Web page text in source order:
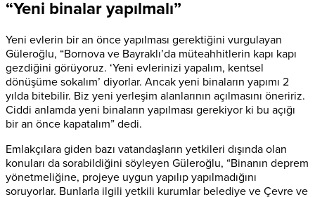
“Yeni binalar yapılmalı”
Yeni evlerin bir an önce yapılması gerektiğini vurgulayan
Güleroğlu, “Bornova ve Bayraklı’da müteahhitlerin kapı kapı
gezdiğini görüyoruz. ‘Yeni evlerinizi yapalım, kentsel
dönüşüme sokalım’ diyorlar. Ancak yeni binaların yapımı 2
yılda bitebilir. Biz yeni yerleşim alanlarının açılmasını öneririz.
Ciddi anlamda yeni binaların yapılması gerekiyor ki bu açığı
bir an önce kapatalım” dedi.
Emlakçılara giden bazı vatandaşların yetkileri dışında olan
konuları da sorabildiğini söyleyen Güleroğlu, “Binanın deprem
yönetmeliğine, projeye uygun yapılıp yapılmadığını
soruyorlar. Bunlarla ilgili yetkili kurumlar belediye ve Çevre ve